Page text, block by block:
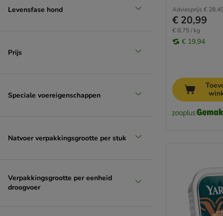
Levensfase hond
Prijs
Speciale voereigenschappen
Natvoer verpakkingsgrootte per stuk
Verpakkingsgrootte per eenheid
droogvoer
Adviesprijs €
€ 20,99
€ 8,75 / kg
€ 19,94